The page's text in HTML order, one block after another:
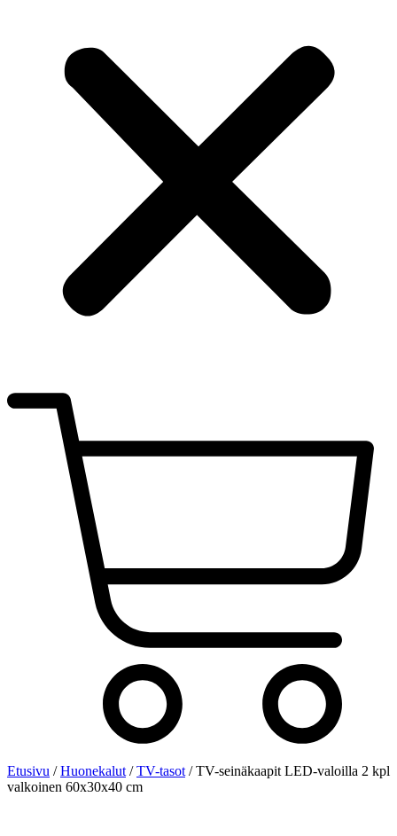
Etusivu /Huonekalut /TV-tasot / TV-seinäkaapit LED-valoilla 2 kpl
valkoinen 60x30x40 cm